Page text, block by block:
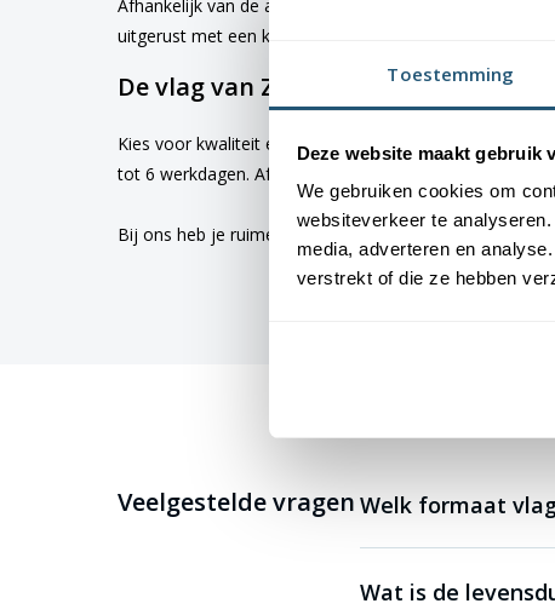
Toestemming
Deze website maakt gebruik
We gebruiken cookies om
websiteverkeer te
media, adverteren en
verstrekt of die ze hebben
Afhankelijk van de afmetingen die je kiest, worden de
uitgerust met een koord en lusje, terwijl de grotere
De vlag van Zweeloo bestellen
Kies voor kwaliteit en betrouwbaarheid met vlaggen
tot 6 werkdagen. Afhankelijk van de locatie hebben
Bij ons heb je ruime keus uitvlaggen. Altijd met de
Veelgestelde vragen Welk formaat
Wat is de